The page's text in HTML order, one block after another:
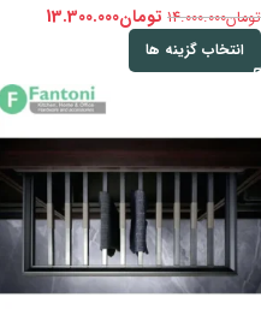
تومان14.000.000 تومان13.300.000
انتخاب گزینه ها